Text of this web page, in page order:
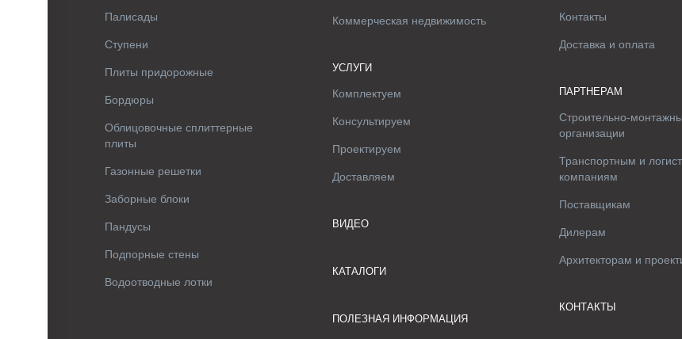
Палисады
Ступени
Плиты придорожные
Бордюры
Облицовочные сплиттерные
плиты
Газонные решетки
Заборные блоки
Пандусы
Подпорные стены
Водоотводные лотки
Коммерческая недвижимость
УСЛУГИ
Комплектуем
Консультируем
Проектируем
Доставляем
ВИДЕО
КАТАЛОГИ
ПОЛЕЗНАЯ ИНФОРМАЦИЯ
Контакты
Доставка и оплата
ПАРТНЕРАМ
Строительно-
организации
Транспортным и
компаниям
Поставщикам
Дилерам
Архитекторам и
КОНТАКТЫ